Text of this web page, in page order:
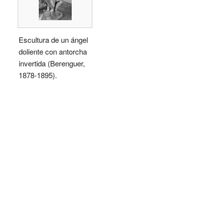
Escultura de un ángel
doliente con antorcha
invertida (Berenguer,
1878-1895).